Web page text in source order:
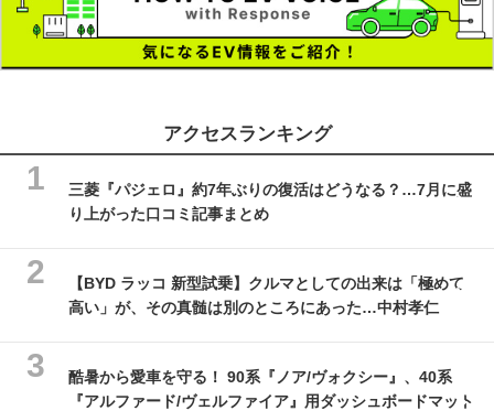
アクセスランキング
三菱『パジェロ』約7年ぶりの復活はどうなる？…7月に盛
り上がった口コミ記事まとめ
【BYD ラッコ 新型試乗】クルマとしての出来は「極めて
高い」が、その真髄は別のところにあった…中村孝仁
酷暑から愛車を守る！ 90系『ノア/ヴォクシー』、40系
『アルファード/ヴェルファイア』用ダッシュボードマット